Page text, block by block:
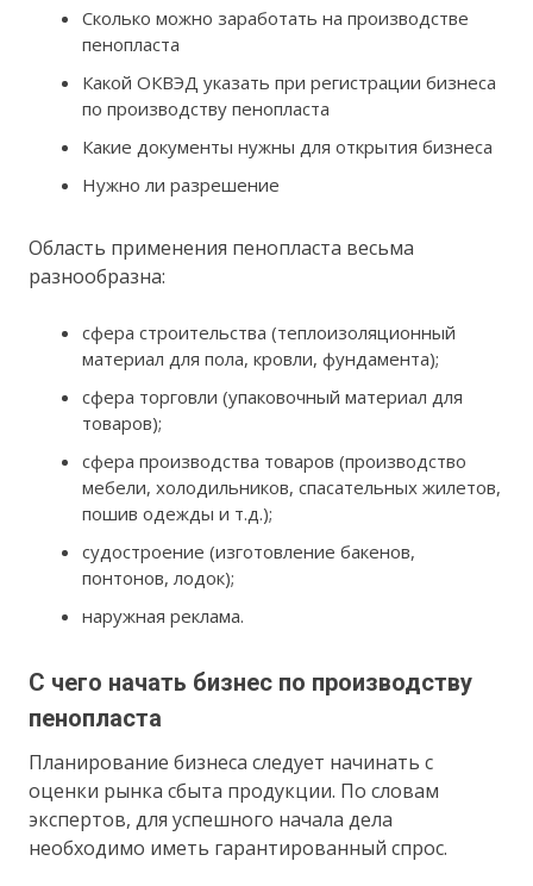
Сколько можно заработать на производстве
пенопласта
Какой ОКВЭД указать при регистрации бизнеса
по производству пенопласта
Какие документы нужны для открытия бизнеса
Нужно ли разрешение
Область применения пенопласта весьма
разнообразна:
сфера строительства (теплоизоляционный
материал для пола, кровли, фундамента);
сфера торговли (упаковочный материал для
товаров);
сфера производства товаров (производство
мебели, холодильников, спасательных жилетов,
пошив одежды и т.д.);
судостроение (изготовление бакенов,
понтонов, лодок);
наружная реклама.
С чего начать бизнес по производству
пенопласта
Планирование бизнеса следует начинать с
оценки рынка сбыта продукции. По словам
экспертов, для успешного начала дела
необходимо иметь гарантированный спрос.